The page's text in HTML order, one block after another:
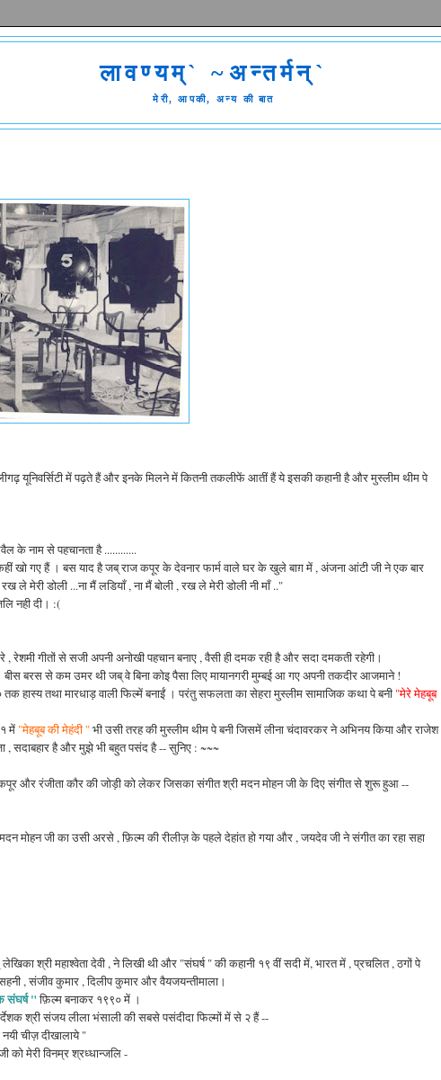
लावण्यम्` ~अन्तर्मन्`
मेरी, आपकी, अन्य की बात
यूनिवर्सिटी में पढ़ते हैं और इनके मिलने में कितनी तकलीफें आतीं हैं ये इसकी कहानी है और मुस्लीम थीम पे
के नाम से पहचानता है ............
खो गए हैं । बस याद है जब् राज कपूर के देवनार फार्म वाले घर के खुले बाग़ में , अंजना आंटी जी ने एक बार
ले मेरी डोली ...ना मैं लडियाँ , ना मैं बोली , रख ले मेरी डोली नी माँ .."
नही दी। :(
रेशमी गीतों से सजी अपनी अनोखी पहचान बनाए , वैसी ही दमक रही है और सदा दमकती रहेगी।
बरस से कम उमर थी जब् वे बिना कोइ पैसा लिए मायानगरी मुम्बई आ गए अपनी तकदीर आजमाने !
हास्य तथा मारधाड़ वाली फिल्में बनाईं । परंतु सफलता का सेहरा मुस्लीम सामाजिक कथा पे बनी "मेरे मेहबूब
में "मेहबूब की मेहंदी "भी उसी तरह की मुस्लीम थीम पे बनी जिसमें लीना चंदावरकर ने अभिनय किया और राजेश
, सदाबहार है और मुझे भी बहुत पसंद है -- सुनिए : ~~~
कपूर और रंजीता कौर की जोड़ी को लेकर जिसका संगीत श्री मदन मोहन जी के दिए संगीत से शुरू हुआ --
मोहन जी का उसी अरसे , फ़िल्म की रीलीज़ के पहले देहांत हो गया और , जयदेव जी ने संगीत का रहा सहा
लेखिका श्री महाश्वेता देवी , ने लिखी थी और "संघर्ष " की कहानी १९ वीं सदी में, भारत में , प्रचलित , ठगों पे
, संजीव कुमार , दिलीप कुमार और वैयजयन्तीमाला।
संघर्ष "फ़िल्म बनाकर १९९० में ।
श्री संजय लीला भंसाली की सबसे पसंदीदा फिल्मों में से २ हैं --
चीज़ दीखालाये "
मेरी विनम्र श्रध्धान्जलि -